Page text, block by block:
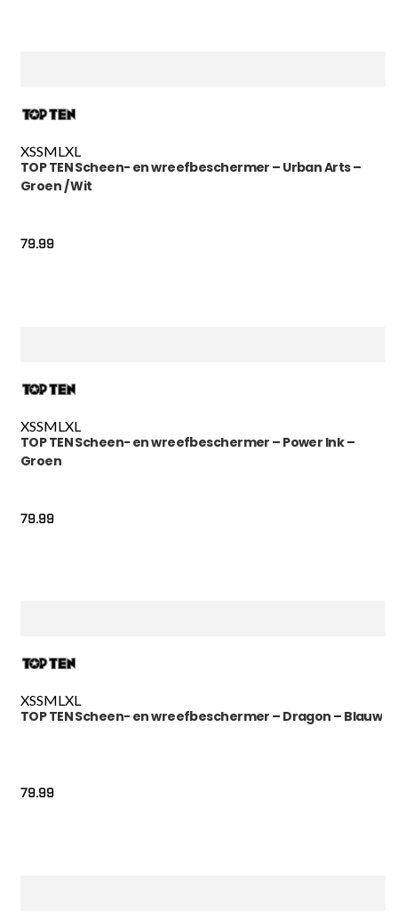
XSSMLXL
TOP TEN Scheen- en wreefbeschermer – Urban Arts –
Groen / Wit
79.99
XSSML XL
TOP TEN Scheen- en wreefbeschermer – Power Ink –
Groen
79.99
XSSMLXL
TOP TEN Scheen- en wreefbeschermer – Dragon – Blauw
79.99